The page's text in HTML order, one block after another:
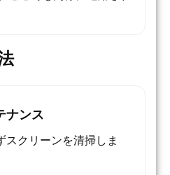
ナンス
スクリーンを清掃しま